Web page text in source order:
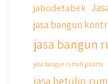
Siapa yang
dan
Untuk
jabodetabek
jasa bangun
jasa bangun
jasa bangun rumah jakarta
jasa betulin